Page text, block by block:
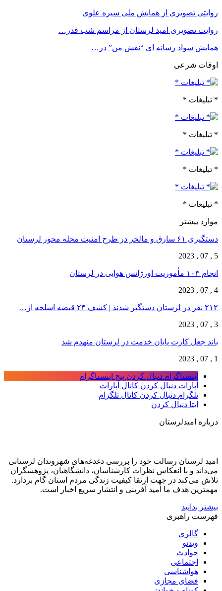
روایتی تصویری از همایش ملی سیره علوی
روایت تصویری امید لرستان از مراسم شب قدر…
همایش سواد رسانه ای “نقش من” در…
اوقات شرعی
* تبلیغات *
* تبلیغات *
* تبلیغات *
* تبلیغات *
موارد بیشتر
دستگیری ۶۱ سارق و مالخر در طرح امنیت محله محور لرستان
5 , 07 , 2023
انجام ۱۰۳ مأموریت اورژانس هوایی در لرستان
4 , 07 , 2023
۲۱۲ نفر در لرستان دستگیر شدند | کشف ۲۴ قبضه اسلحه از…
3 , 07 , 2023
باند جعل کارت پایان خدمت در لرستان منهدم شد
1 , 07 , 2023
اینستاگرام دنبال کردن پیج اینستاگرام
آپارات دنبال کردن کانال آپارات
تلگرام دنبال کردن کانال تلگرام
ایتا دنبال کردن
درباره امیدلرستان
امید لرستان رسالت خود را بررسی دغدغه‌های شهروندان لرستانی
می‌داند و با انعکاس نظرات کارشناسان، دانشگاهیان، پژوهشگران
تلاش می‌کند در جهت ارتقا کیفیت زندگی مردم استان گام بردارد.
مهمترین هدف ما امید آفرینی و انتشار سریع اخبار است.
بیشتر بدانید
فهرست راهبری
گالری
ویدئو
حوادث
اجتماعی
هواشناسی
فضای مجازی